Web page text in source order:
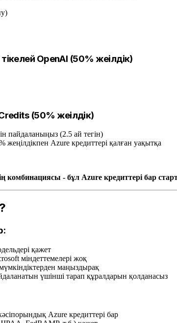
OpenAI (50% жеңілдік)
(50% жеңілдік)
пайдаланыңыз (2.5 ай тегін)
жеңілдікпен Azure кредиттері қалған уақытқа
комбинациясы - бұл Azure кредиттері бар
қажет
міндеттемелері жоқ
маңыздырақ
үшінші тарап құралдарын қолданасыз
Azure кредиттері бар